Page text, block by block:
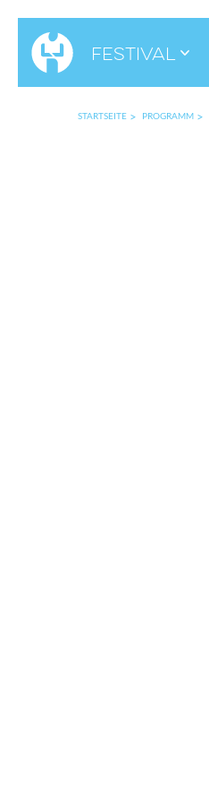
Festival
STARTSEITE PROGRAMM